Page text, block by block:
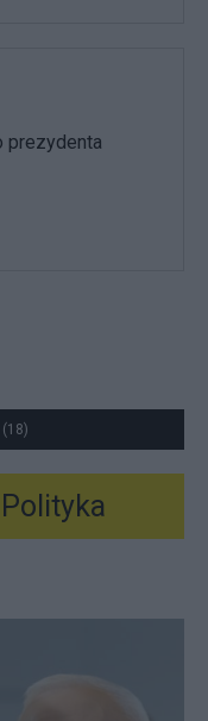
prezydenta
(18)
Polityka